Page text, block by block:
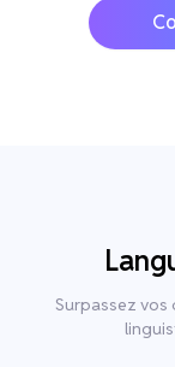
Surpassez